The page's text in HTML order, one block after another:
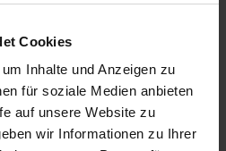
Cookies
Inhalte und Anzeigen zu
für soziale Medien anbieten
auf unsere Website zu
wir Informationen zu Ihrer